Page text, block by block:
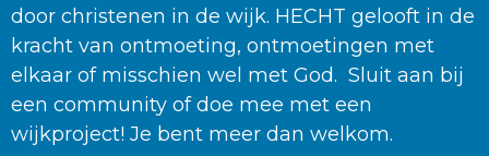
door christenen in de wijk. HECHT gelooft in de
kracht van ontmoeting, ontmoetingen met
elkaar of misschien wel met God. Sluit aan bij
een community of doe mee met een
wijkproject! Je bent meer dan welkom.